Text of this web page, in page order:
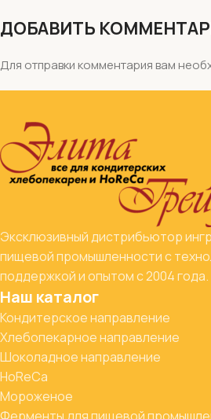
ДОБАВИТЬ
Для отправки комментария вам
Эксклюзивный дистрибьютор
пищевой промышленности с
поддержкой и опытом с 2004 года.
Наш каталог
Кондитерское направление
Хлебопекарное направление
Шоколадное направление
HoReCa
Мороженое